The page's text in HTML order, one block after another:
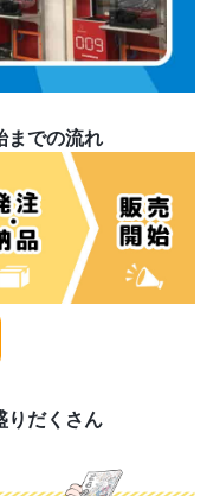
までの流れ
りだくさん